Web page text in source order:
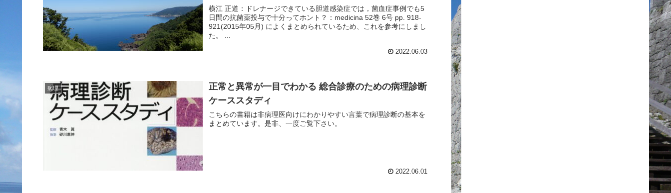
横江 正道：ドレナージできている胆道感染症では，菌血症事例でも5
日間の抗菌薬投与で十分ってホント？：medicina 52巻 6号 pp. 918-
921(2015年05月) によくまとめられているため、これを参考にしまし
2022.06.03
病理
正常と異常が一目でわかる 総合診療のための病理診断
ケーススタディ
こちらの書籍は非病理医向けにわかりやすい言葉で病理診断の基本を
まとめています。是非、一度ご覧下さい。
2022.06.01